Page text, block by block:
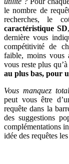
le nombre de
recherches, le
caractéristique SD
dernière vous
compétitivité de
faible, moins vous
vous reste plus
au plus bas, pour
Vous manquez
peut vous être
requête dans la
des suggestions
complémentations
idée des requêtes